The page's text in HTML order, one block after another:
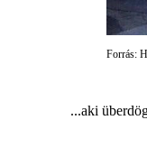
Forrás:
...aki